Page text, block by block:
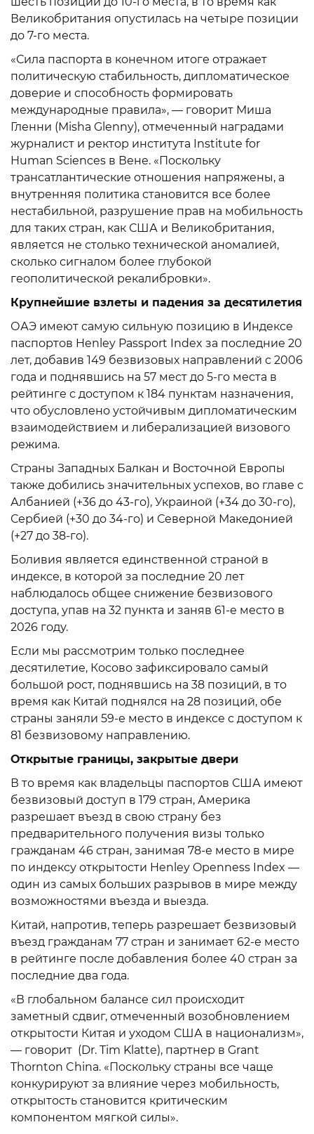
Великобритания опустилась на четыре позиции
до 7-го места.
«Сила паспорта в конечном итоге отражает
политическую стабильность, дипломатическое
доверие и способность формировать
международные правила», — говорит Миша
Гленни (Misha Glenny), отмеченный наградами
журналист и ректор института Institute for
Human Sciences в Вене. «Поскольку
трансатлантические отношения напряжены, а
внутренняя политика становится все более
нестабильной, разрушение прав на мобильность
для таких стран, как США и Великобритания,
является не столько технической аномалией,
сколько сигналом более глубокой
геополитической рекалибровки».
Крупнейшие взлеты и падения за десятилетия
ОАЭ имеют самую сильную позицию в Индексе
паспортов Henley Passport Index за последние 20
лет, добавив 149 безвизовых направлений с 2006
года и поднявшись на 57 мест до 5-го места в
рейтинге с доступом к 184 пунктам назначения,
что обусловлено устойчивым дипломатическим
взаимодействием и либерализацией визового
режима.
Страны Западных Балкан и Восточной Европы
также добились значительных успехов, во главе с
Албанией (+36 до 43-го), Украиной (+34 до 30-го),
Сербией (+30 до 34-го) и Северной Македонией
(+27 до 38-го).
Боливия является единственной страной в
индексе, в которой за последние 20 лет
наблюдалось общее снижение безвизового
доступа, упав на 32 пункта и заняв 61-е место в
2026 году.
Если мы рассмотрим только последнее
десятилетие, Косово зафиксировало самый
большой рост, поднявшись на 38 позиций, в то
время как Китай поднялся на 28 позиций, обе
страны заняли 59-е место в индексе с доступом к
81 безвизовому направлению.
Открытые границы, закрытые двери
В то время как владельцы паспортов США имеют
безвизовый доступ в 179 стран, Америка
разрешает въезд в свою страну без
предварительного получения визы только
гражданам 46 стран, занимая 78-е место в мире
по индексу открытости Henley Openness Index —
один из самых больших разрывов в мире между
возможностями въезда и выезда.
Китай, напротив, теперь разрешает безвизовый
въезд гражданам 77 стран и занимает 62-е место
в рейтинге после добавления более 40 стран за
последние два года.
«В глобальном балансе сил происходит
заметный сдвиг, отмеченный возобновлением
открытости Китая и уходом США в национализм»,
— говорит (Dr. Tim Klatte), партнер в Grant
Thornton China. «Поскольку страны все чаще
конкурируют за влияние через мобильность,
открытость становится критическим
компонентом мягкой силы».